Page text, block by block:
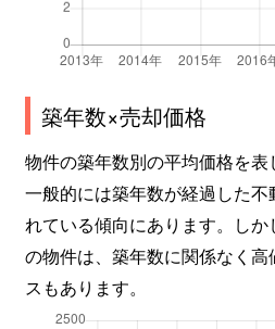
築年数×売却価格
物件の築年数別の平均価格を表
一般的には築年数が経過した
れている傾向にあります。し
の物件は、築年数に関係なく
スもあります。